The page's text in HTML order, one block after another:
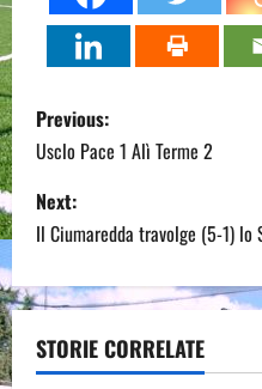
P
o
s
t
n
a
Previous:
Usclo Pace 1 Alì Terme 2
Next:
Il Ciumaredda travolge (5-1) lo
STORIE CORRELATE